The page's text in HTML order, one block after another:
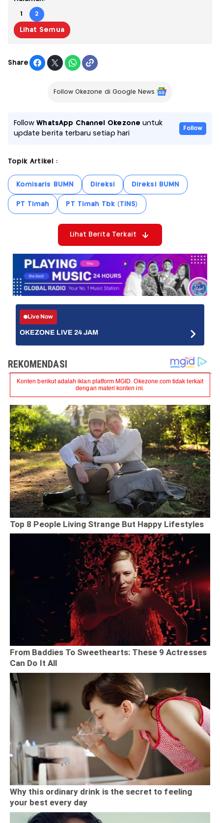
1 2
Lihat Semua
Share
Follow Okezone di Google News
FollowWhatsApp Channel Okezone untuk
update berita terbaru setiap hari
Follow
Topik Artikel :
Komisaris BUMN Direksi Direksi BUMN
PT Timah PT Timah Tbk (TINS)
Lihat Berita Terkait
Live Now
OKEZONE LIVE 24 JAM